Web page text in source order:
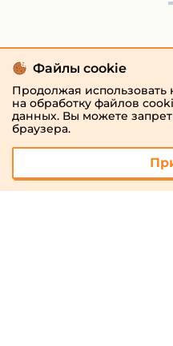
Файлы cookie
Продолжая использовать
на обработку файлов
данных. Вы можете
браузера.